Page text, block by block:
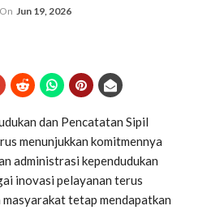
Jun 19, 2026
dan Pencatatan Sipil
menunjukkan komitmennya
administrasi kependudukan
inovasi pelayanan terus
tetap mendapatkan